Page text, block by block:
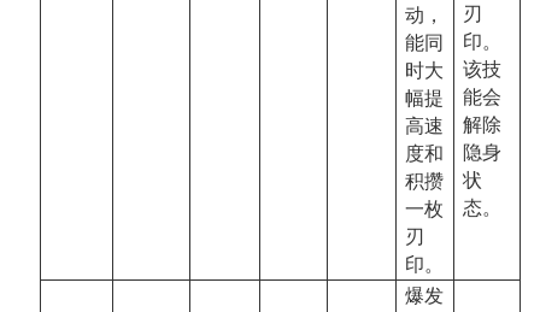
动，
能同
时大
幅提
高速
度和
积攒
一枚
刃
印。
刃
印。
该技
能会
解除
隐身
状
态。
爆发